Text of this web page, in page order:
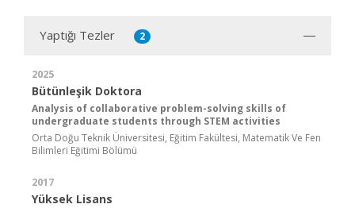
Yaptığı Tezler 2
2025
Bütünleşik Doktora
Analysis of collaborative problem-solving skills of
undergraduate students through STEM activities
Orta Doğu Teknik Üniversitesi, Eğitim Fakültesi, Matematik Ve Fen
Bilimleri Eğitimi Bölümü
2017
Yüksek Lisans